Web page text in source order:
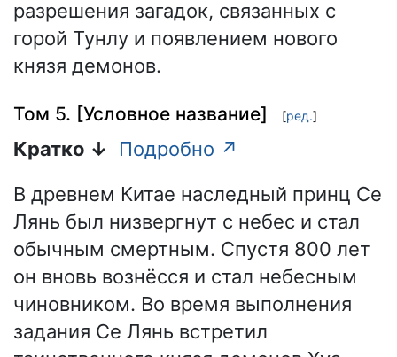
разрешения загадок, связанных с
горой Тунлу и появлением нового
князя демонов.
Том 5. [Условное название] [ред.]
Кратко ↓
Подробно ↗
В древнем Китае наследный принц Се
Лянь был низвергнут с небес и стал
обычным смертным. Спустя 800 лет
он вновь вознёсся и стал небесным
чиновником. Во время выполнения
задания Се Лянь встретил